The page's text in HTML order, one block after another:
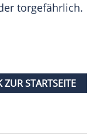
torgefährlich.
ZUR STARTSEITE